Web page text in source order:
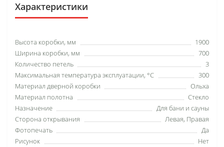
Характеристики
Высота коробки, мм
1900
Ширина коробки, мм
700
Количество петель
3
Максимальная температура эксплуатации, °C
300
Материал дверной коробки
Ольха
Материал полотна
Стекло
Назначение
Для бани и сауны
Сторона открывания
Левая, Правая
Фотопечать
Да
Рисунок
Нет